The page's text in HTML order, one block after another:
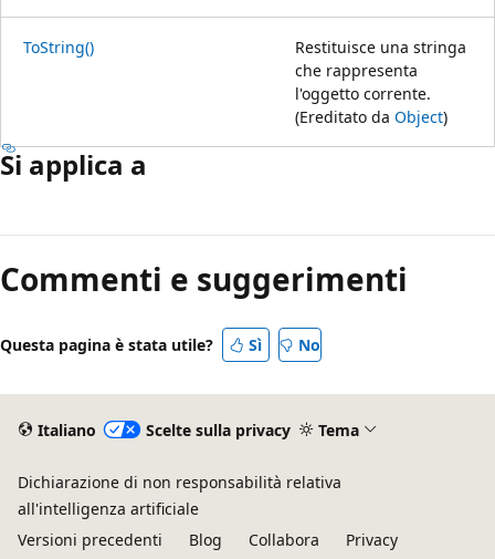
ToString()
Restituisce una stringa
che rappresenta
l'oggetto corrente.
(Ereditato da Object)
Si applica a
Commenti e suggerimenti
Questa pagina è stata utile? Sì No
Italiano Scelte sulla privacy Tema
Dichiarazione di non responsabilità relativa
all'intelligenza artificiale
Versioni precedenti
Blog Collabora Privacy